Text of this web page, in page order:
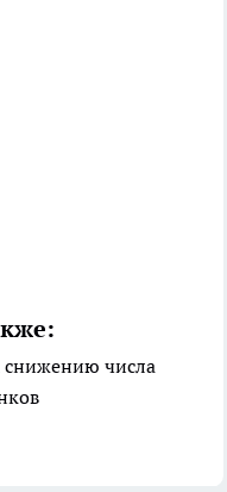
снижению числа